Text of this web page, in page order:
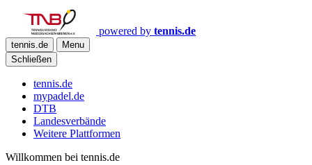
powered by tennis.de
tennis.de
Menu
Schließen
tennis.de
mypadel.de
DTB
Landesverbände
Weitere Plattformen
Willkommen bei tennis.de